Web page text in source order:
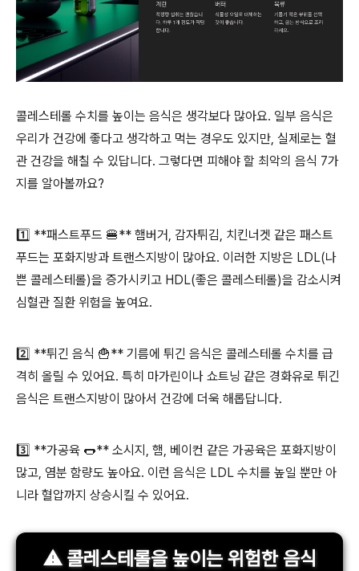
콜레스테롤 수치를 높이는 음식은 생각보다 많아요. 일부 음식은
우리가 건강에 좋다고 생각하고 먹는 경우도 있지만, 실제로는 혈
관 건강을 해칠 수 있답니다. 그렇다면 피해야 할 최악의 음식 7가
지를 알아볼까요?
1️⃣ **패스트푸드 🍔** 햄버거, 감자튀김, 치킨너겟 같은 패스트
푸드는 포화지방과 트랜스지방이 많아요. 이러한 지방은 LDL(나
쁜 콜레스테롤)을 증가시키고 HDL(좋은 콜레스테롤)을 감소시켜
심혈관 질환 위험을 높여요.
2️⃣ **튀긴 음식 🍟** 기름에 튀긴 음식은 콜레스테롤 수치를 급
격히 올릴 수 있어요. 특히 마가린이나 쇼트닝 같은 경화유로 튀긴
음식은 트랜스지방이 많아서 건강에 더욱 해롭답니다.
3️⃣ **가공육 🌭** 소시지, 햄, 베이컨 같은 가공육은 포화지방이
많고, 염분 함량도 높아요. 이런 음식은 LDL 수치를 높일 뿐만 아
니라 혈압까지 상승시킬 수 있어요.
⚠️ 콜레스테롤을 높이는 위험한 음식